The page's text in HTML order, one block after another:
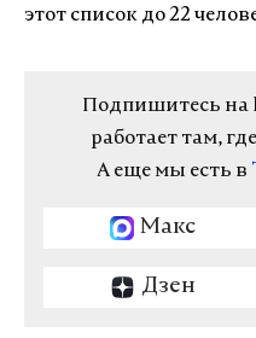
этот список до 22
Подпишитесь на
работает там,
А еще мы есть в
Макс
Дзен